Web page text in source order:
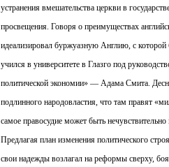
устранения вмешательства церкви в
просвещения. Говоря о преимуществах
идеализировал буржуазную Англию, с
учился в университете в Глазго под
политической экономии» — Адама Смита.
подлинного народовластия, что там правят
самое правосудие может быть нечувствительно
Предлагая план изменения политического
свои надежды возлагал на реформы сверху,